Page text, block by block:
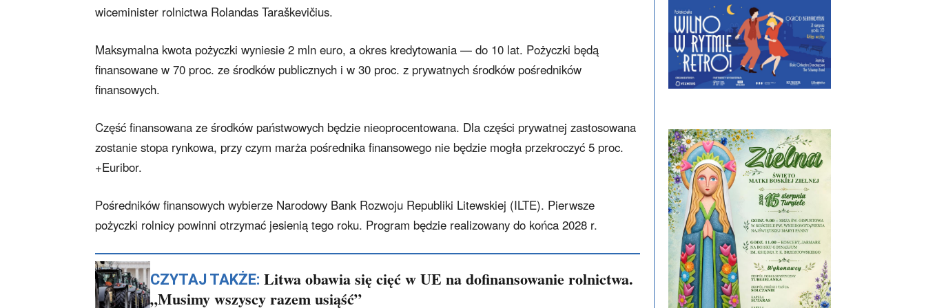
wiceminister rolnictwa Rolandas Taraškevičius.
Maksymalna kwota pożyczki wyniesie 2 mln euro, a okres kredytowania — do 10 lat. Pożyczki będą
finansowane w 70 proc. ze środków publicznych i w 30 proc. z prywatnych środków pośredników
finansowych.
Część finansowana ze środków państwowych będzie nieoprocentowana. Dla części prywatnej zastosowana
zostanie stopa rynkowa, przy czym marża pośrednika finansowego nie będzie mogła przekroczyć 5 proc.
+Euribor.
Pośredników finansowych wybierze Narodowy Bank Rozwoju Republiki Litewskiej (ILTE). Pierwsze
pożyczki rolnicy powinni otrzymać jesienią tego roku. Program będzie realizowany do końca 2028 r.
CZYTAJ TAKŻE: Litwa obawia się cięć w UE na dofinansowanie rolnictwa.
„Musimy wszyscy razem usiąść”